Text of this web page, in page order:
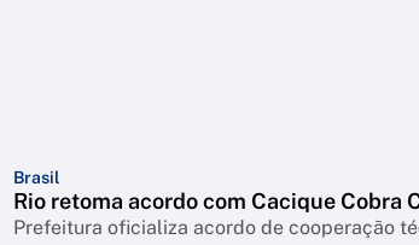
Brasil
Rio retoma acordo com Cacique Cobra
Prefeitura oficializa acordo de cooperação